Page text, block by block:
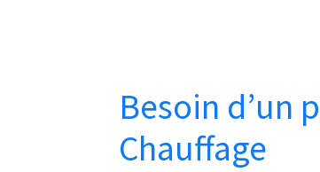
Besoin d’un
Chauffage